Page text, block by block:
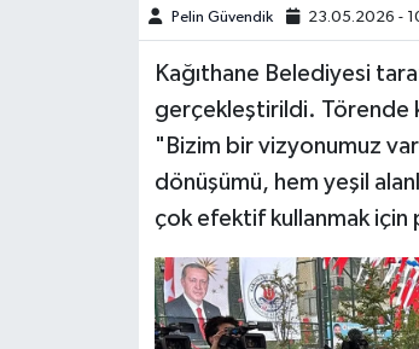
Pelin Güvendik 23.05.2026 -
Kağıthane Belediyesi
gerçekleştirildi. Törende
"Bizim bir vizyonumuz
dönüşümü, hem yeşil
çok efektif kullanmak
Kim kimdir?
Kültür Sanat
Teknoloji
Televizyon